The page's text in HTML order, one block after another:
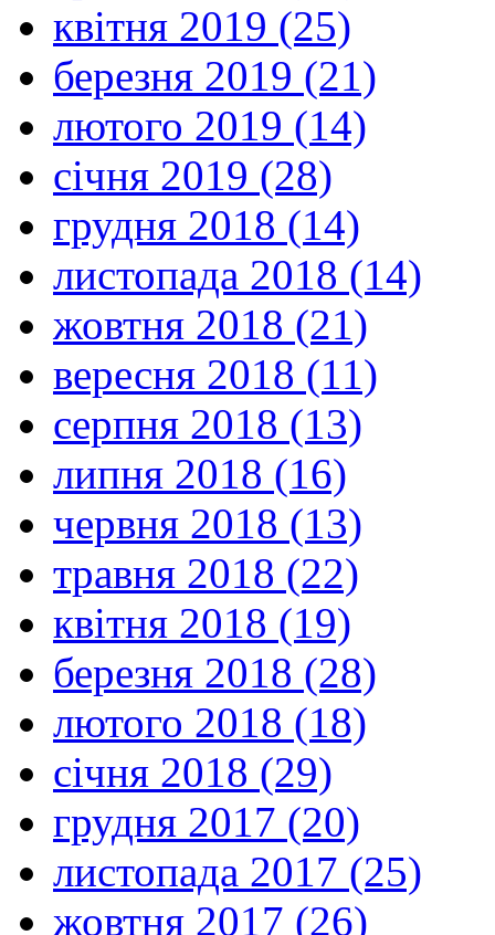
квітня 2019 (25)
березня 2019 (21)
лютого 2019 (14)
січня 2019 (28)
грудня 2018 (14)
листопада 2018 (14)
жовтня 2018 (21)
вересня 2018 (11)
серпня 2018 (13)
липня 2018 (16)
червня 2018 (13)
травня 2018 (22)
квітня 2018 (19)
березня 2018 (28)
лютого 2018 (18)
січня 2018 (29)
грудня 2017 (20)
листопада 2017 (25)
жовтня 2017 (26)